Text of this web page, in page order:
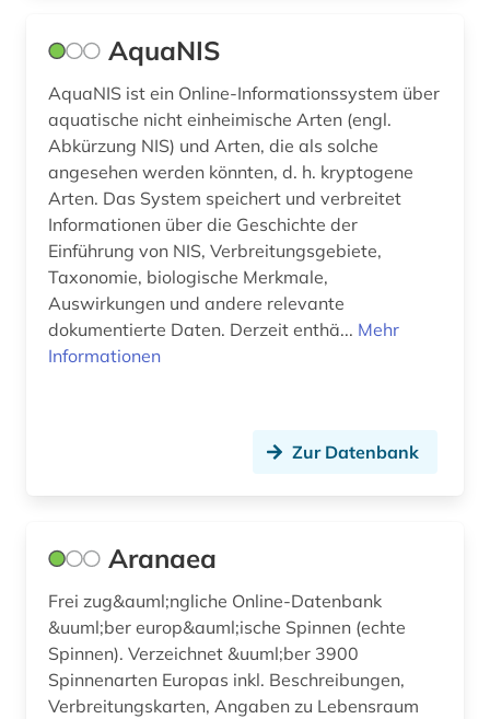
gesteinskunde (1)
gesundheitsberichterstattung (1)
gesundheitsförderung (1)
gesundheitswesen (2)
gesundheitswissenschaften (1)
gewerbliche schutzrechte (1)
gewerblicher rechtsschutz (1)
grenzflächen (1)
gymnospermen (1)
gynäkologie (1)
heilpflanzen (3)
AquaNIS
AquaNIS ist ein Online-Informationssystem über
aquatische nicht einheimische Arten (engl.
Abkürzung NIS) und Arten, die als solche
angesehen werden könnten, d. h. kryptogene
Arten. Das System speichert und verbreitet
Informationen über die Geschichte der
Einführung von NIS, Verbreitungsgebiete,
Taxonomie, biologische Merkmale,
Auswirkungen und andere relevante
dokumentierte Daten. Derzeit enthä... Mehr
Informationen
Zur Datenbank
Aranaea
Frei zug&auml;ngliche Online-Datenbank
&uuml;ber europ&auml;ische Spinnen (echte
Spinnen). Verzeichnet &uuml;ber 3900
Spinnenarten Europas inkl. Beschreibungen,
Verbreitungskarten, Angaben zu Lebensraum